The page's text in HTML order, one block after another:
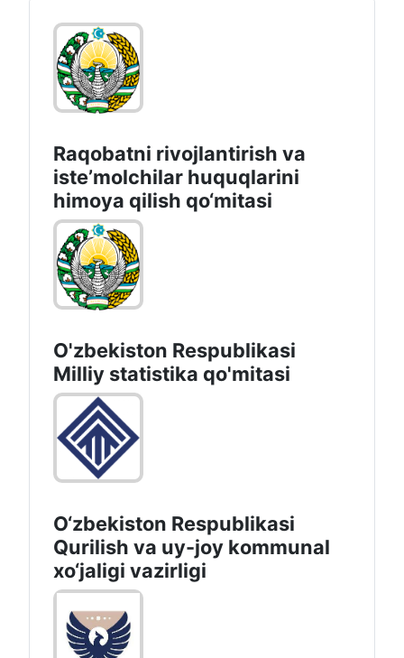
Raqobatni rivojlantirish va
isteʼmolchilar huquqlarini
himoya qilish qo‘mitasi
O'zbekiston Respublikasi
Milliy statistika qo'mitasi
O‘zbekiston Respublikasi
Qurilish va uy-joy kommunal
xo‘jaligi vazirligi